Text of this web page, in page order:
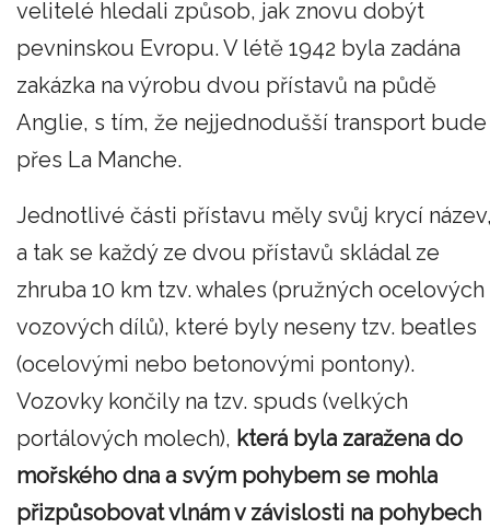
velitelé hledali způsob, jak znovu dobýt
pevninskou Evropu. V létě 1942 byla zadána
zakázka na výrobu dvou přístavů na půdě
Anglie, s tím, že nejjednodušší transport bude
přes La Manche.
Jednotlivé části přístavu měly svůj krycí
a tak se každý ze dvou přístavů skládal ze
zhruba 10 km tzv. whales (pružných ocelových
vozových dílů), které byly neseny tzv. beatles
(ocelovými nebo betonovými pontony).
Vozovky končily na tzv. spuds (velkých
portálových molech), která byla zaražena do
mořského dna a svým pohybem se mohla
přizpůsobovat vlnám v závislosti na pohybech